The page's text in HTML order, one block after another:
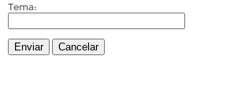
Tema:
Enviar Cancelar